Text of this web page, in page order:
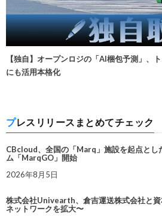
【独自】オープンロジの「AI梱包予測」、
にも活用本格化
プレスリリースまとめてチェック
CBcloud、全国の「Marq」施設を起点とし
ム「MarqGO」開始
2026年8月5日
株式会社Univearth、倉吉運送株式会社と
ネットワークを拡大〜